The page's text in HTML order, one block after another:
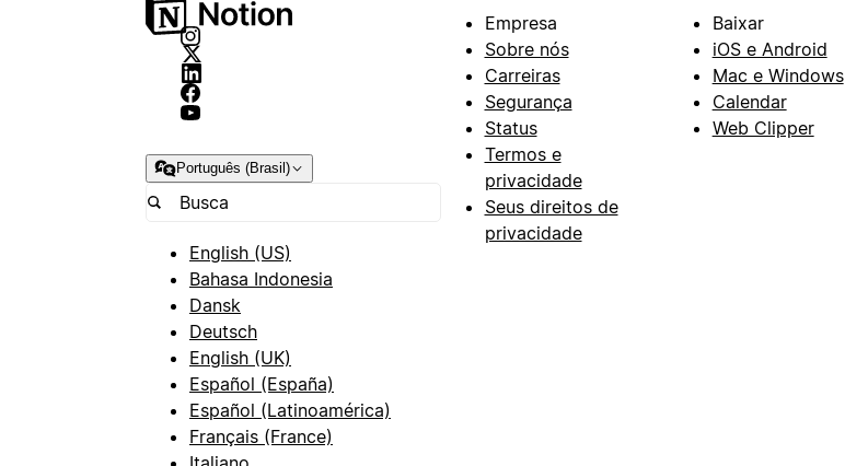
Português (Brasil)
English (US)
Bahasa Indonesia
Dansk
Deutsch
English (UK)
Español (España)
Español (Latinoamérica)
Français (France)
Empresa
Sobre nós
Carreiras
Segurança
Status
Termos e
privacidade
Seus direitos de
privacidade
Baixar
iOS e Android
Mac e Windows
Calendar
Web Clipper